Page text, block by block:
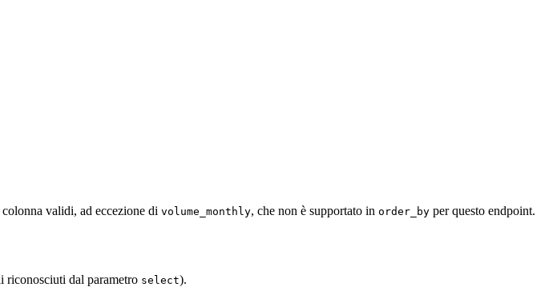
validi, ad eccezione di volume_monthly, che non è supportato in order_by per questo endpoint.
riconosciuti dal parametro select).